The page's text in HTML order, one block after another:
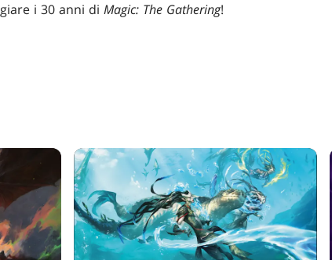
i 30 anni di Magic: The Gathering!